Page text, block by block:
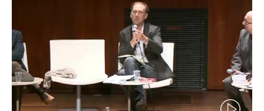
(video)